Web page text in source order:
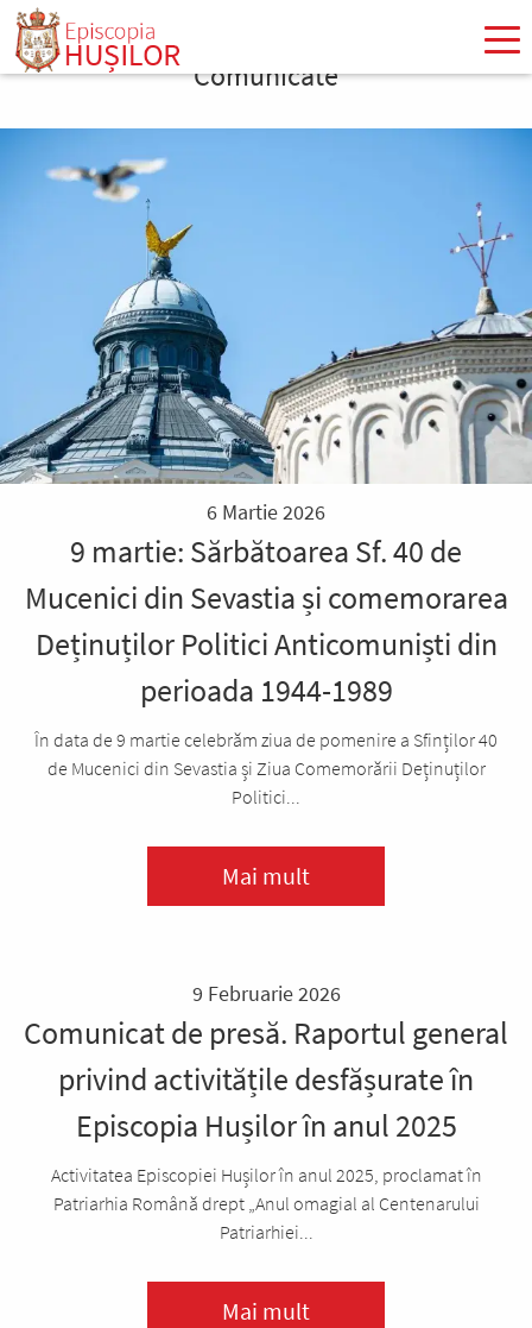
Mergi
conţinutul
Comunicate
6 Martie 2026
9 martie: Sărbătoarea Sf. 40 de
Mucenici din Sevastia și comemorarea
Deținuților Politici Anticomuniști din
perioada 1944-1989
În data de 9 martie celebrăm ziua de pomenire a Sfinților 40
de Mucenici din Sevastia și Ziua Comemorării Deținuților
Politici...
Mai mult
9 Februarie 2026
Comunicat de presă. Raportul general
privind activitățile desfășurate în
Episcopia Hușilor în anul 2025
Activitatea Episcopiei Hușilor în anul 2025, proclamat în
Patriarhia Română drept „Anul omagial al Centenarului
Patriarhiei...
Mai mult